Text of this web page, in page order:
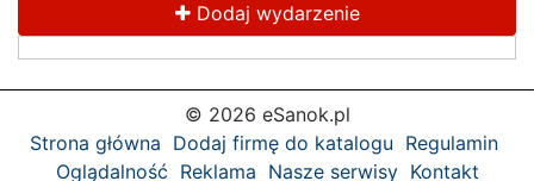
Dodaj wydarzenie
© 2026 eSanok.pl
Strona główna Dodaj firmę do katalogu Regulamin
Oglądalność Reklama Nasze serwisy Kontakt